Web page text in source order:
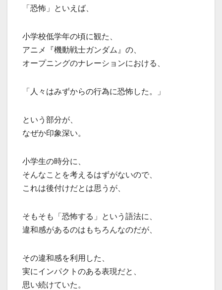
「恐怖」といえば、
小学校低学年の頃に観た、
アニメ『機動戦士ガンダム』の、
オープニングのナレーションにおける、
「人々はみずからの行為に恐怖した。」
という部分が、
なぜか印象深い。
小学生の時分に、
そんなことを考えるはずがないので、
これは後付けだとは思うが、
そもそも「恐怖する」という語法に、
違和感があるのはもちろんなのだが、
その違和感を利用した、
実にインパクトのある表現だと、
思い続けていた。